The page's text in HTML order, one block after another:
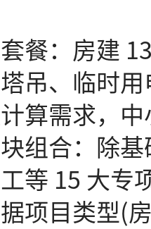
：房建 13
吊、临时
算需求，
合：除基
等 15 大专
项目类型(